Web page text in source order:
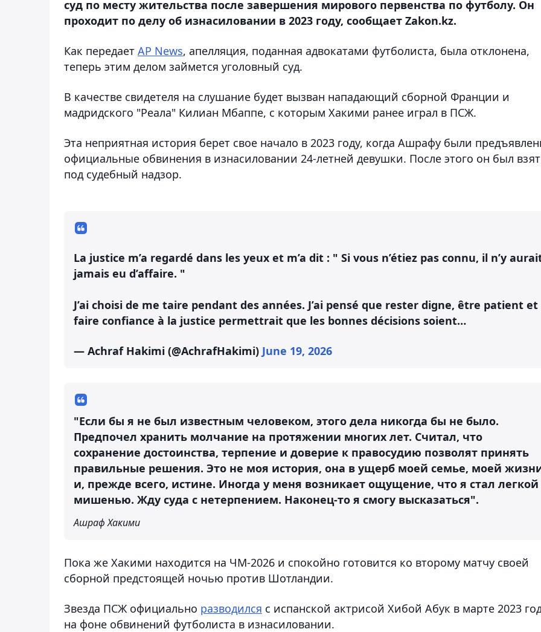
суд по месту жительства после завершения мирового первенства по футболу. Он
проходит по делу об изнасиловании в 2023 году, сообщает Zakon.kz.
Как передает AP News, апелляция, поданная адвокатами футболиста, была отклонена,
теперь этим делом займется уголовный суд.
В качестве свидетеля на слушание будет вызван нападающий сборной Франции и
мадридского "Реала" Килиан Мбаппе, с которым Хакими ранее играл в ПСЖ.
Эта неприятная история берет свое начало в 2023 году, когда Ашрафу были
официальные обвинения в изнасиловании 24-летней девушки. После этого он был взят
под судебный надзор.
La justice m’a regardé dans les yeux et m’a dit : " Si vous n’étiez pas connu, il n’y
jamais eu d’affaire. "
J’ai choisi de me taire pendant des années. J’ai pensé que rester digne, être patient et
faire confiance à la justice permettrait que les bonnes décisions soient…
— Achraf Hakimi (@AchrafHakimi) June 19, 2026
"Если бы я не был известным человеком, этого дела никогда бы не было.
Предпочел хранить молчание на протяжении многих лет. Считал, что
сохранение достоинства, терпение и доверие к правосудию позволят принять
правильные решения. Это не моя история, она в ущерб моей семье, моей
и, прежде всего, истине. Иногда у меня возникает ощущение, что я стал легкой
мишенью. Жду суда с нетерпением. Наконец-то я смогу высказаться".
Ашраф Хакими
Пока же Хакими находится на ЧМ-2026 и спокойно готовится ко второму матчу своей
сборной предстоящей ночью против Шотландии.
Звезда ПСЖ официально разводился с испанской актрисой Хибой Абук в марте 2023
на фоне обвинений футболиста в изнасиловании.